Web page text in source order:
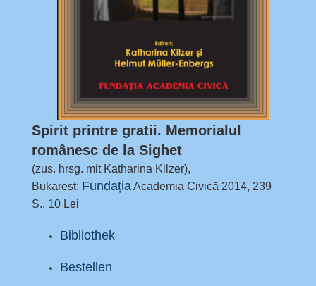
Spirit printre gratii. Memorialul
românesc de la Sighet
(zus. hrsg. mit Katharina Kilzer),
Bukarest: Fundația Academia Civică 2014, 239
S., 10 Lei
Bibliothek
Bestellen